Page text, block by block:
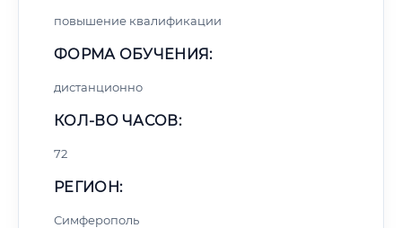
повышение квалификации
ФОРМА ОБУЧЕНИЯ:
дистанционно
КОЛ-ВО ЧАСОВ:
72
РЕГИОН:
Симферополь